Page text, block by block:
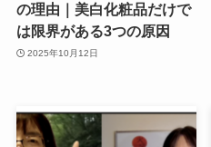
の理由｜美白化粧品だけで
は限界がある3つの原因
2025年10月12日